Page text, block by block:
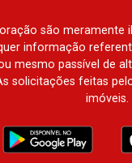
são
informação
mesmo passível de
solicitações feitas
imóveis.